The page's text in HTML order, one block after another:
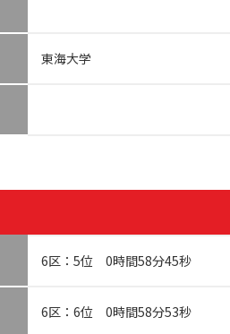
東海大学
6区：5位 0時間58分45秒
6区：6位 0時間58分53秒